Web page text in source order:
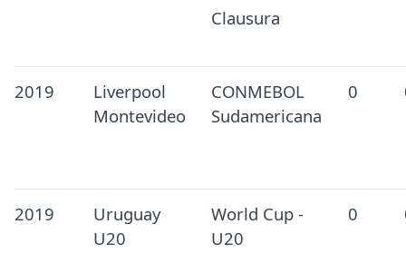
Clausura
2019
Liverpool
Montevideo
CONMEBOL
Sudamericana
0
2019
Uruguay
U20
World Cup -
U20
0